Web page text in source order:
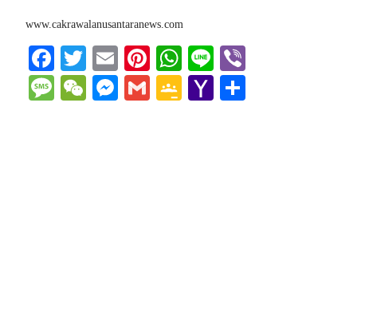
www.cakrawalanusantaranews.com
Facebook
Twitter
EmailPinterest
WhatsApp
Line
Message
WeChat
Messenger
GmailGoogleYahoo